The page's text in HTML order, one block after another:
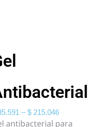
–$ 215.046
antibacterial para